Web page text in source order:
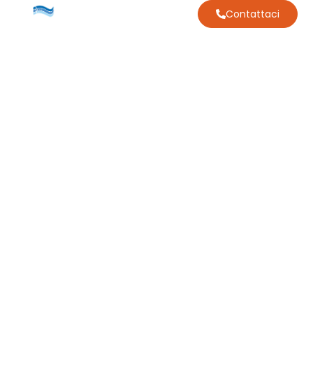
Contattaci